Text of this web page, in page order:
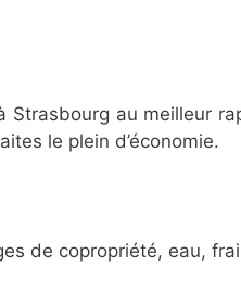
Strasbourg au meilleur
le plein d’économie.
de copropriété, eau,